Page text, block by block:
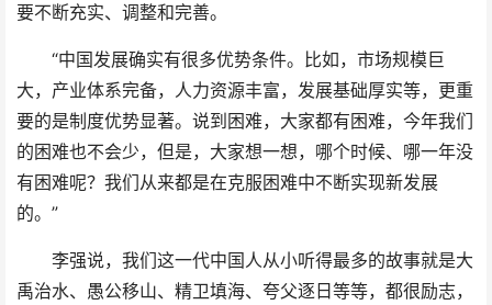
要不断充实、调整和完善。
“中国发展确实有很多优势条件。比如，市场规模巨
大，产业体系完备，人力资源丰富，发展基础厚实等，更重
要的是制度优势显著。说到困难，大家都有困难，今年我们
的困难也不会少，但是，大家想一想，哪个时候、哪一年没
有困难呢？我们从来都是在克服困难中不断实现新发展
的。”
李强说，我们这一代中国人从小听得最多的故事就是大
禹治水、愚公移山、精卫填海、夸父逐日等等，都很励志，